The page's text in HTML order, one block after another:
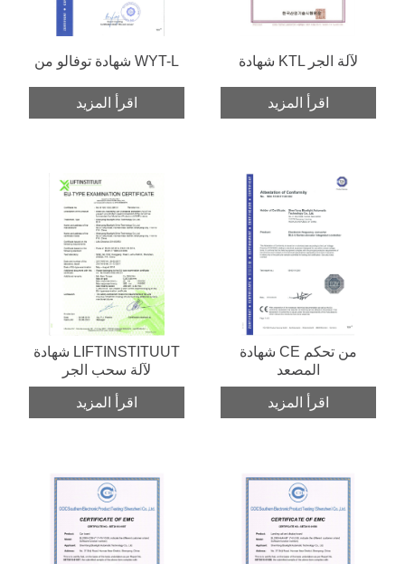
شهادة توفالو من WYT-L
اقرأ المزيد
شهادة KTL لآلة الجر
اقرأ المزيد
شهادة LIFTINSTITUUT
لآلة سحب الجر
اقرأ المزيد
شهادة CE من تحكم
المصعد
اقرأ المزيد